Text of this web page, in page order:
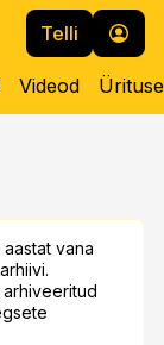
Telli
Videod
vana